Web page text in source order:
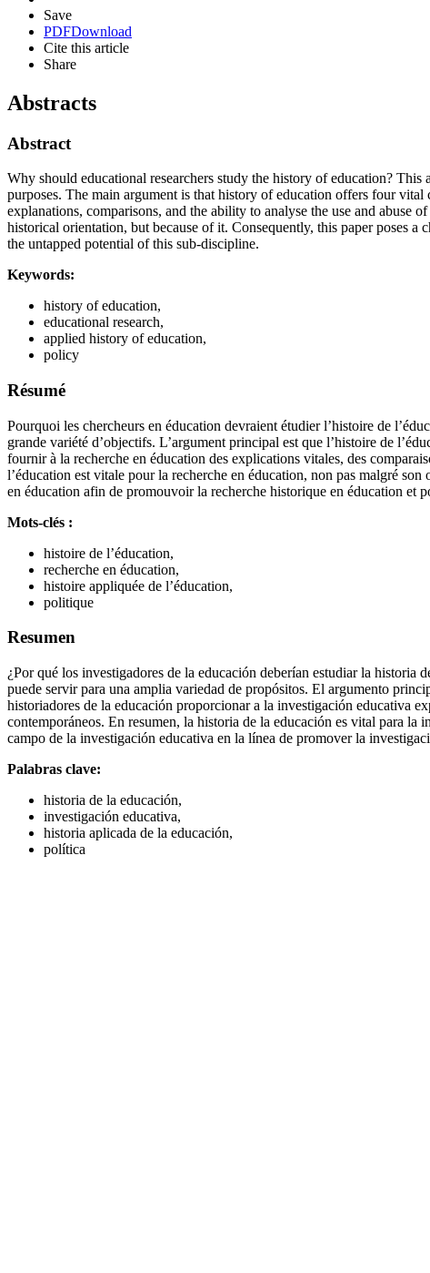
Save
PDFDownload
Cite this article
Share
Abstracts
Abstract
Why should educational researchers study the history of education?
purposes. The main argument is that history of education offers four
explanations, comparisons, and the ability to analyse the use and abuse
historical orientation, but because of it. Consequently, this paper poses
the untapped potential of this sub-discipline.
Keywords:
history of education,
educational research,
applied history of education,
policy
Résumé
Pourquoi les chercheurs en éducation devraient étudier l’histoire de
grande variété d’objectifs. L’argument principal est que l’histoire de
fournir à la recherche en éducation des explications vitales, des
l’éducation est vitale pour la recherche en éducation, non pas malgré
en éducation afin de promouvoir la recherche historique en éducation et
Mots-clés :
histoire de l’éducation,
recherche en éducation,
histoire appliquée de l’éducation,
politique
Resumen
¿Por qué los investigadores de la educación deberían estudiar la historia
puede servir para una amplia variedad de propósitos. El argumento
historiadores de la educación proporcionar a la investigación educativa
contemporáneos. En resumen, la historia de la educación es vital para
campo de la investigación educativa en la línea de promover la
Palabras clave:
historia de la educación,
investigación educativa,
historia aplicada de la educación,
política